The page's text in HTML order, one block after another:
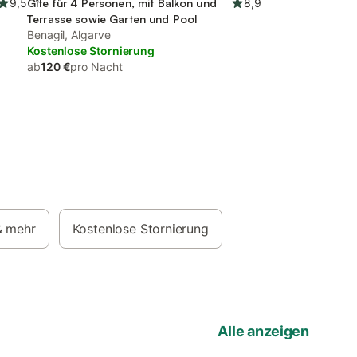
9,5Gîte für 4 Personen, mit Balkon und
Terrasse sowie Garten und Pool
8,9
Benagil, Algarve
Kostenlose Stornierung
ab120 €pro Nacht
mehr Kostenlose Stornierung
Alle anzeigen